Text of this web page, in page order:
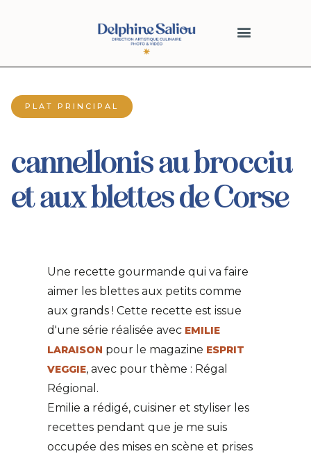
PLAT PRINCIPAL
cannellonis au brocciu
et aux blettes de Corse
Une recette gourmande qui va faire
aimer les blettes aux petits comme
aux grands ! Cette recette est issue
d'une série réalisée avec EMILIE
LARAISON pour le magazine ESPRIT
VEGGIE, avec pour thème : Régal
Régional.
Emilie a rédigé, cuisiner et styliser les
recettes pendant que je me suis
occupée des mises en scène et prises